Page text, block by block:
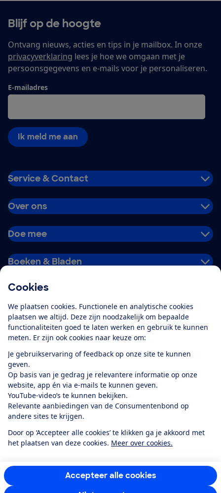
Cookies
We plaatsen cookies. Functionele en analytische cookies
plaatsen we altijd. Deze zijn noodzakelijk om bepaalde
functionaliteiten goed te laten werken en gebruik te kunnen
meten. Er zijn ook cookies naar keuze om:
Je gebruikservaring of feedback op onze site te kunnen
geven.
Op basis van je gedrag je relevantere informatie op onze
website, app én via e-mails te kunnen geven.
YouTube-video’s te kunnen bekijken.
Relevante aanbiedingen van de Consumentenbond op
andere sites te krijgen.
Door op ‘Accepteer alle cookies’ te klikken ga je akkoord met
het plaatsen van deze cookies. Meer over cookies.
Accepteer alle cookies
Blijf op de hoogte
Ontvang nieuws, acties en tips in je mailbox. In onze
privacyverklaring lees je hoe we omgaan met je
persoonsgegevens en e-mails voor je personaliseren.
E-mailadres
Ik meld me aan
Service & Contact
Over ons
Doe mee
Boeken & Bladen
Alles over de
app
Algemene Voorwaarden
Privacyverklaring
Cookiebeleid
Privacyvoorkeuren
Toegankelijkheid
RSS-feed nieuws
Facebook
TwitterInstagram
YoutubeLinkedIn
12.901consumentenbeoordelen de Consumentenbondmet gemiddeld